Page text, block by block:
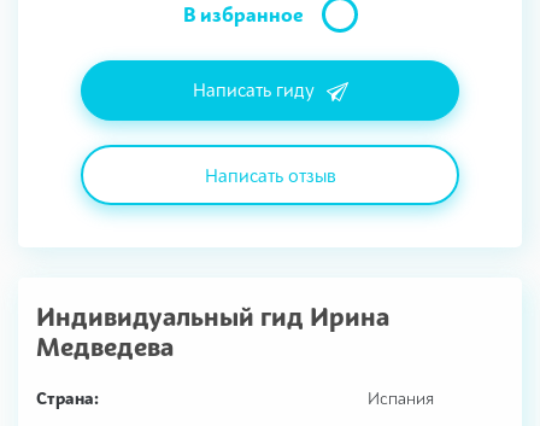
В избранное
Написать гиду
Написать отзыв
Индивидуальный гид Ирина
Медведева
Страна:
Испания